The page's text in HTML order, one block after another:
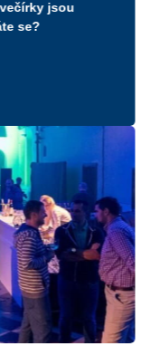
jsou
se?